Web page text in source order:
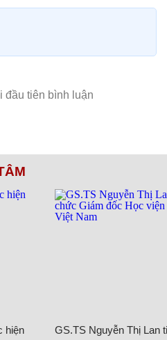
hiện
GS.TS Nguyễn Thị Lan